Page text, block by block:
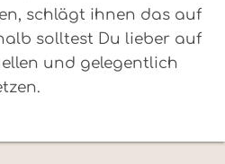
schlägt ihnen das auf
solltest Du lieber auf
und gelegentlich